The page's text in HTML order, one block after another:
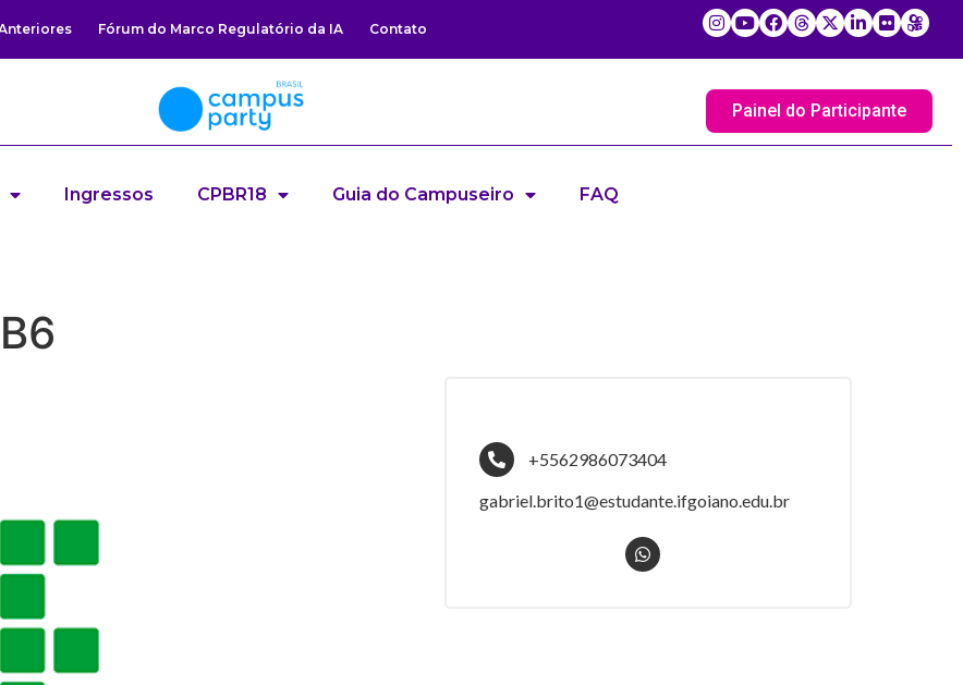
Fórum do Marco Regulatório da IA Contato
Painel do Participante
Ingressos CPBR18 Guia do Campuseiro FAQ
+5562986073404
gabriel.brito1@estudante.ifgoiano.edu.br